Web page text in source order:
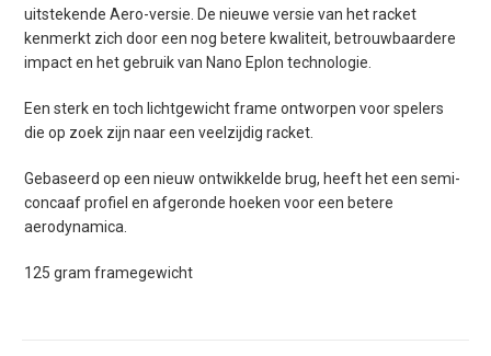
uitstekende Aero-versie. De nieuwe versie van het racket
kenmerkt zich door een nog betere kwaliteit, betrouwbaardere
impact en het gebruik van Nano Eplon technologie.
Een sterk en toch lichtgewicht frame ontworpen voor spelers
die op zoek zijn naar een veelzijdig racket.
Gebaseerd op een nieuw ontwikkelde brug, heeft het een semi-
concaaf profiel en afgeronde hoeken voor een betere
aerodynamica.
125 gram framegewicht